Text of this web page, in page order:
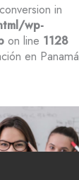
in
wp-
on line 1128
en Panamá